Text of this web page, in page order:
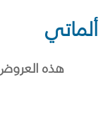
ألماتي
هذه